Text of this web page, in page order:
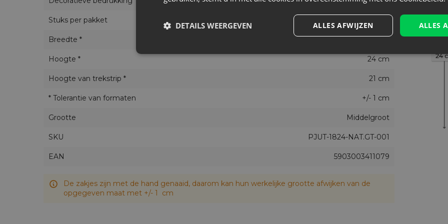
- metalen boompjes in goud en koper trekken direct de aandacht
Herbruikbaar
Natuurlijke uitstraling
- past bij eco-vriendelijke merken en ambachtelijke producten
Specificaties:
Kleur: licht natuurlijk
Formaat: medium
Stuks per pakket
Breedte * 18 cm
Hoogte * 24 cm
Hoogte van trekstrip * 21 cm
* Tolerantie van formaten +/- 1 cm
Grootte Middelgroot
SKU PJUT-1824-NAT.GT-001
EAN 5903003411079
De zakjes zijn met de hand genaaid, daarom kan hun werkelijke grootte afwijken van de
opgegeven maat met +/- 1 cm
ALLES
ALLES AFWIJZEN
DETAILS WEERGEVEN